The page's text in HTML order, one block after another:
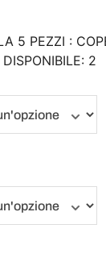
5 PEZZI :
2